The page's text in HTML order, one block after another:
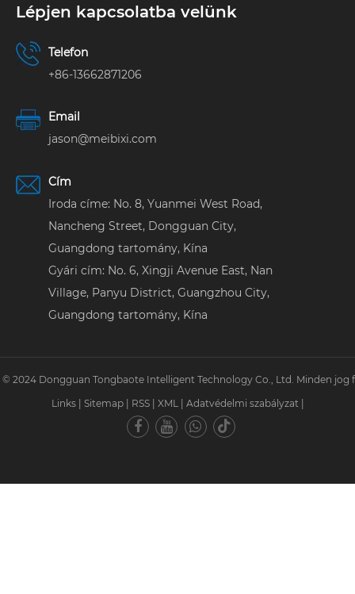
Lépjen kapcsolatba velünk
Telefon
+86-13662871206
Email
jason@meibixi.com
Cím
Iroda címe: No. 8, Yuanmei West Road,
Nancheng Street, Dongguan City,
Guangdong tartomány, Kína
Gyári cím: No. 6, Xingji Avenue East, Nan
Village, Panyu District, Guangzhou City,
Guangdong tartomány, Kína
2024 Dongguan Tongbaote Intelligent Technology Co., Ltd. Minden jog
Links
Sitemap RSS XML Adatvédelmi szabályzat